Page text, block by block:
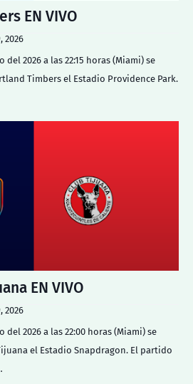
EN VIVO
2026
del 2026 a las 22:15 horas (Miami) se
Timbers el Estadio Providence Park.
EN VIVO
2026
del 2026 a las 22:00 horas (Miami) se
el Estadio Snapdragon. El partido